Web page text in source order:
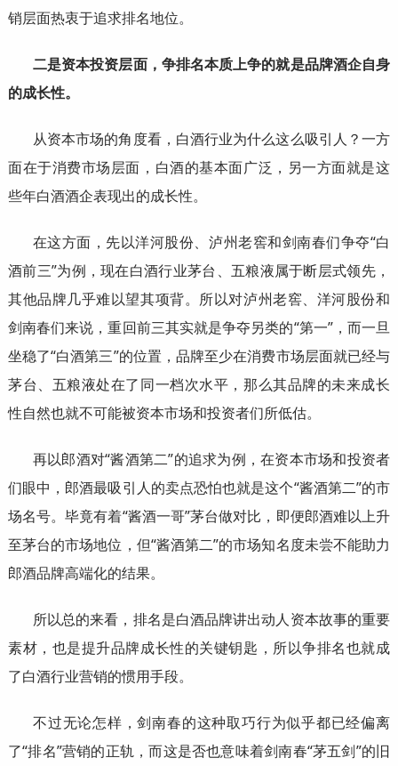
销层面热衷于追求排名地位。
二是资本投资层面，争排名本质上争的就是品牌酒企自身
的成长性。
从资本市场的角度看，白酒行业为什么这么吸引人？一方
面在于消费市场层面，白酒的基本面广泛，另一方面就是这
些年白酒酒企表现出的成长性。
在这方面，先以洋河股份、泸州老窖和剑南春们争夺“白
酒前三”为例，现在白酒行业茅台、五粮液属于断层式领先，
其他品牌几乎难以望其项背。所以对泸州老窖、洋河股份和
剑南春们来说，重回前三其实就是争夺另类的“第一”，而一旦
坐稳了“白酒第三”的位置，品牌至少在消费市场层面就已经与
茅台、五粮液处在了同一档次水平，那么其品牌的未来成长
性自然也就不可能被资本市场和投资者们所低估。
再以郎酒对“酱酒第二”的追求为例，在资本市场和投资者
们眼中，郎酒最吸引人的卖点恐怕也就是这个“酱酒第二”的市
场名号。毕竟有着“酱酒一哥”茅台做对比，即便郎酒难以上升
至茅台的市场地位，但“酱酒第二”的市场知名度未尝不能助力
郎酒品牌高端化的结果。
所以总的来看，排名是白酒品牌讲出动人资本故事的重要
素材，也是提升品牌成长性的关键钥匙，所以争排名也就成
了白酒行业营销的惯用手段。
不过无论怎样，剑南春的这种取巧行为似乎都已经偏离
了“排名”营销的正轨，而这是否也意味着剑南春“茅五剑”的旧